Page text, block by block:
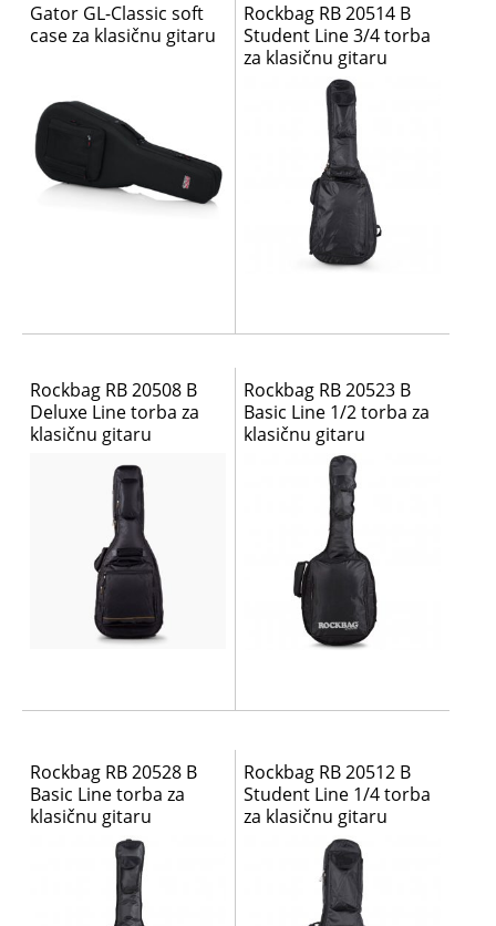
Gator GL-Classic soft
case za klasičnu gitaru
Rockbag RB 20514 B
Student Line 3/4 torba
za klasičnu gitaru
Rockbag RB 20508 B
Deluxe Line torba za
klasičnu gitaru
Rockbag RB 20523 B
Basic Line 1/2 torba za
klasičnu gitaru
Rockbag RB 20528 B
Basic Line torba za
klasičnu gitaru
Rockbag RB 20512 B
Student Line 1/4 torba
za klasičnu gitaru